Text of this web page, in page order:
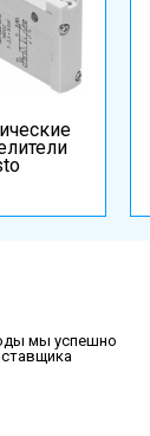
мы успешно